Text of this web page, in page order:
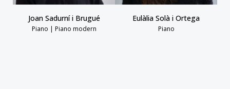
Joan Sadurní i Brugué
Piano | Piano modern
Eulàlia Solà i Ortega
Piano